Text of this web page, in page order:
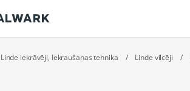
Linde iekrāvēji, Iekraušanas tehnika / Linde vilcēji /